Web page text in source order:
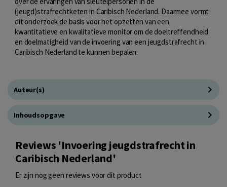
(jeugd)strafrechtketen in Caribisch Nederland. Daarmee vormt
dit onderzoek de basis voor het opzetten van een
kwantitatieve en kwalitatieve monitor om de doeltreffendheid
en doelmatigheid van de invoering van een jeugdstrafrecht in
Caribisch Nederland te kunnen bepalen.
Auteur(s)
Inhoudsopgave
Reviews 'Invoering jeugdstrafrecht in
Caribisch Nederland'
Er zijn nog geen reviews voor dit product